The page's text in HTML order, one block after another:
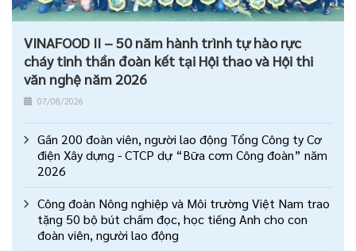
VINAFOOD II – 50 năm hành trình tự hào rực
cháy tinh thần đoàn kết tại Hội thao và Hội thi
văn nghệ năm 2026
07/08/2026
Gần 200 đoàn viên, người lao động Tổng Công ty Cơ
điện Xây dựng - CTCP dự “Bữa cơm Công đoàn” năm
2026
Công đoàn Nông nghiệp và Môi trường Việt Nam trao
tặng 50 bộ bút chấm đọc, học tiếng Anh cho con
đoàn viên, người lao động